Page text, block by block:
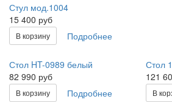
Стул мод.1004
15 400 руб
В корзину Подробнее
Стол HT-0989 белый
82 990 руб
В корзину Подробнее
Стол
121
В